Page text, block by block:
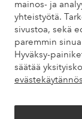
mainos- ja
yhteistyötä.
sivustoa, sekä
paremmin
Hyväksy-
säätää
Asiakaspalvelu
Omat sivut